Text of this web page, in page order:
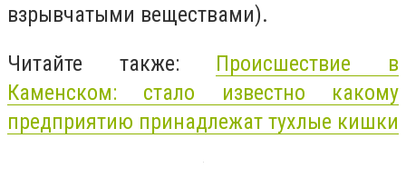
взрывчатыми веществами).
Читайте также: Происшествие в
Каменском: стало известно какому
предприятию принадлежат тухлые кишки